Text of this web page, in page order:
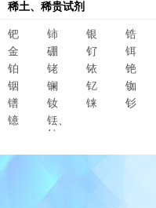
稀土、稀贵试剂
钯 铈 银
锆
金
硼 钌
铒
铂
铑 铱
铯
铟
镧 钇
铷
镨
钕 铼
钐
镱
铥、
钆、